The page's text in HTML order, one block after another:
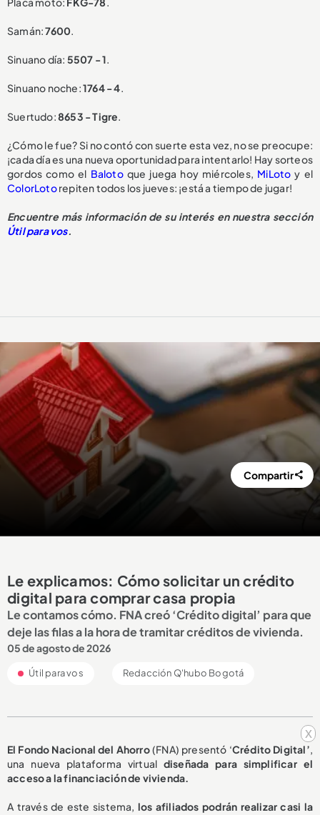
x
Samán:7600.
Sinuano día: 5507 - 1.
Sinuano noche:1764 - 4.
Suertudo:8653 - Tigre.
¿Cómo le fue? Si no contó con suerte esta vez, no se preocupe:
¡cada día es una nueva oportunidad para intentarlo! Hay sorteos
gordos como el Balotoque juega hoy miércoles, MiLoto y el
ColorLotorepiten todos los jueves: ¡está a tiempo de jugar!
Encuentre más información de su interés en nuestra sección
Útil para vos.
Compartir
Le explicamos: Cómo solicitar un crédito
digital para comprar casa propia
Le contamos cómo. FNA creó ‘Crédito digital’ para que
deje las filas a la hora de tramitar créditos de vivienda.
05 de agosto de 2026
Útil para vos Redacción Q'hubo Bogotá
El Fondo Nacional del Ahorro(FNA) presentó ‘Crédito Digital’,
una nueva plataforma virtual diseñada para simplificar el
acceso a la financiación de vivienda.
A través de este sistema, los afiliados podrán realizar casi la